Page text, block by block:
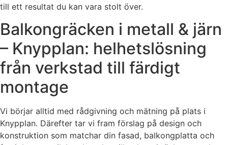
till ett resultat du kan vara stolt över.
Balkongräcken i metall & järn
– Knypplan: helhetslösning
från verkstad till färdigt
montage
Vi börjar alltid med rådgivning och mätning på plats i
Knypplan. Därefter tar vi fram förslag på design och
konstruktion som matchar din fasad, balkongplatta och